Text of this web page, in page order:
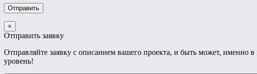
×
Отправить заявку
Отправляйте заявку с описанием вашего проекта, и быть может,
уровень!